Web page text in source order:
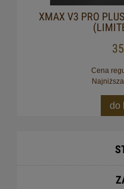
XMAX V3 PRO
Cena
do